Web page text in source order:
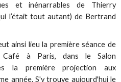
et inénarrables de Thierry
l’était tout autant) de Bertrand
ainsi lieu la première séance de
Café à Paris, dans le Salon
la première projection aux
année. S'y trouve aujourd'hui le